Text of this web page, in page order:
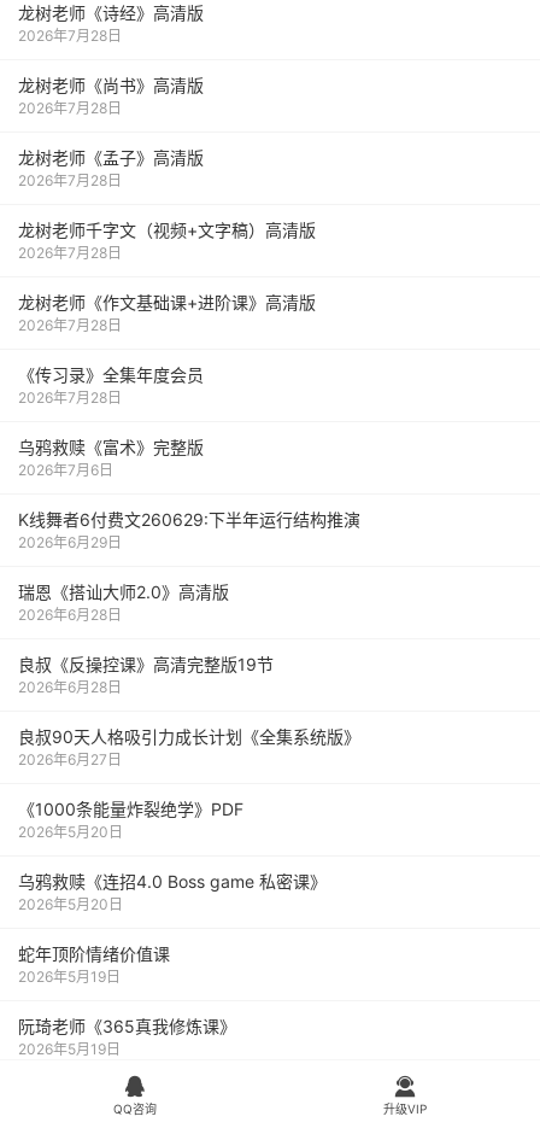
龙树老师《诗经》高清版
2026年7月28日
龙树老师《尚书》高清版
2026年7月28日
龙树老师《孟子》高清版
2026年7月28日
龙树老师千字文（视频+文字稿）高清版
2026年7月28日
龙树老师《作文基础课+进阶课》高清版
2026年7月28日
《传习录》全集年度会员
2026年7月28日
乌鸦救赎《富术》完整版
2026年7月6日
K线舞者6付费文260629:下半年运行结构推演
2026年6月29日
瑞恩《搭讪大师2.0》高清版
2026年6月28日
良叔《反操控课》高清完整版19节
2026年6月28日
良叔90天人格吸引力成长计划《全集系统版》
2026年6月27日
《1000‮能条‬‎量‮裂炸‬‎绝学》PDF
2026年5月20日
乌鸦救赎《连招4.0 Boss game 私密课》
2026年5月20日
蛇年顶阶情绪价值课
2026年5月19日
阮琦老师《365真我修炼课》
2026年5月19日

QQ咨询

升级VIP